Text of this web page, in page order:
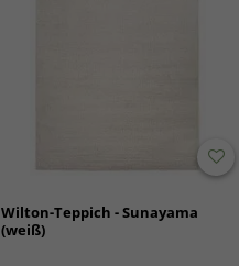
Wilton-Teppich - Sunayama
(weiß)